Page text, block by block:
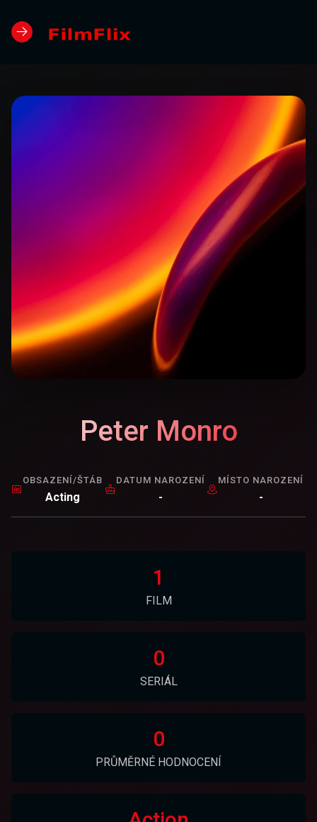
Peter Monro
OBSAZENÍ/ŠTÁB
Acting
DATUM NAROZENÍ
-
MÍSTO NAROZENÍ
-
1
FILM
0
SERIÁL
0
PRŮMĚRNÉ HODNOCENÍ